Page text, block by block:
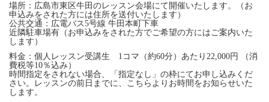
場所：広島市東区牛田のレッスン会場にて開催いたします。（お
申込みをされた方には住所を送付いたします）
公共交通：広電バス5号線 牛田本町下車
近隣駐車場有（お申込みをされた方でご希望の方にはご案内いた
します）
料金：個人レッスン受講生 1コマ（約60分）あたり22,000円 （消
費税等10％込み）
時間指定をされない場合、「指定なし」の枠にてお申し込みくだ
さい。レッスンの前日までに、こちらよりお時間をお知らせいた
します。